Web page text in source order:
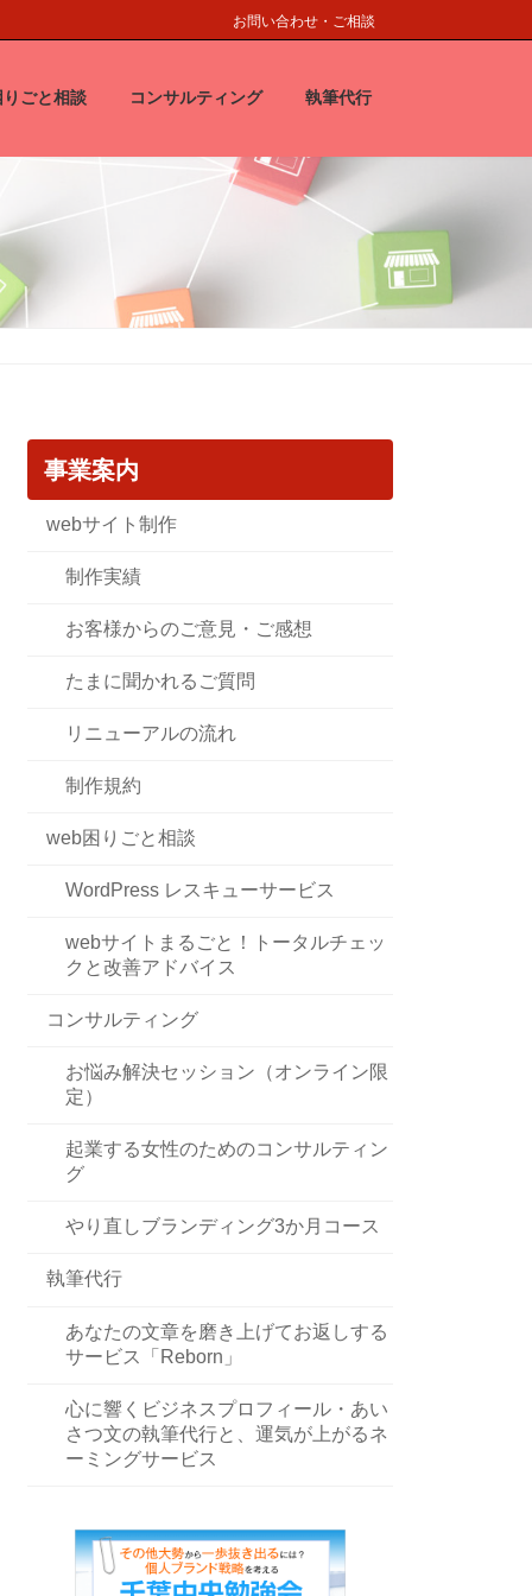
お問い合わせ・ご相談
ごと相談 コンサルティング 執筆代行
事業案内
webサイト制作
制作実績
お客様からのご意見・ご感想
たまに聞かれるご質問
リニューアルの流れ
制作規約
web困りごと相談
WordPress レスキューサービス
webサイトまるごと！トータルチェッ
クと改善アドバイス
コンサルティング
お悩み解決セッション（オンライン限
定）
起業する女性のためのコンサルティン
グ
やり直しブランディング3か月コース
執筆代行
あなたの文章を磨き上げてお返しする
サービス「Reborn」
心に響くビジネスプロフィール・あい
さつ文の執筆代行と、運気が上がるネ
ーミングサービス